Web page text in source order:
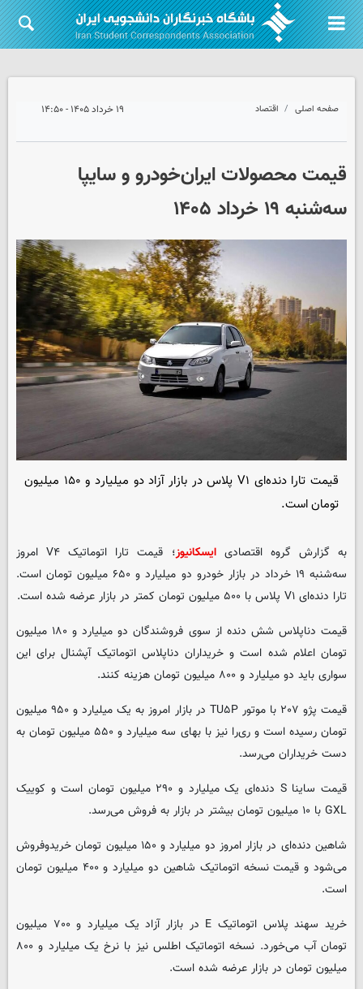
صفحه اصلی اقتصاد ۱۹ خرداد ۱۴۰۵ - ۱۴:۵۰
قیمت محصولات ایران‌خودرو و سایپا
سه‌شنبه ۱۹ خرداد ۱۴۰۵
قیمت تارا دنده‌ای V۱ پلاس در بازار آزاد دو میلیارد و ۱۵۰ میلیون
تومان است.
به گزارش گروه اقتصادیایسکانیوز
؛ قیمت تارا اتوماتیک V۴ امروز
سه‌شنبه ۱۹ خرداد در بازار خودرو دو میلیارد و ۶۵۰ میلیون تومان است.
تارا دنده‌ای V۱ پلاس با ۵۰۰ میلیون تومان کمتر در بازار عرضه شده است.
قیمت دناپلاس شش دنده از سوی فروشندگان دو میلیارد و ۱۸۰ میلیون
تومان اعلام شده است و خریداران دناپلاس اتوماتیک آپشنال برای این
سواری باید دو میلیارد و ۸۰۰ میلیون تومان هزینه کنند.
قیمت پژو ۲۰۷ با موتور TU۵P در بازار امروز به یک میلیارد و ۹۵۰ میلیون
تومان رسیده است و ری‌را نیز با بهای سه میلیارد و ۵۵۰ میلیون تومان به
دست خریداران می‌رسد.
قیمت ساینا S دنده‌ای یک میلیارد و ۲۹۰ میلیون تومان است و کوییک
GXL با ۱۰ میلیون تومان بیشتر در بازار به فروش می‌رسد.
شاهین دنده‌ای در بازار امروز دو میلیارد و ۱۵۰ میلیون تومان خریدوفروش
می‌شود و قیمت نسخه اتوماتیک شاهین دو میلیارد و ۴۰۰ میلیون تومان
است.
خرید سهند پلاس اتوماتیک E در بازار آزاد یک میلیارد و ۷۰۰ میلیون
تومان آب می‌خورد. نسخه اتوماتیک اطلس نیز با نرخ یک میلیارد و ۸۰۰
میلیون تومان در بازار عرضه شده است.